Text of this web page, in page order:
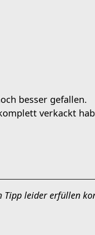
besser gefallen.
verkackt
Tipp leider erfüllen